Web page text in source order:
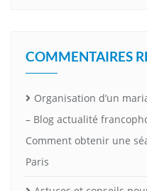
COMMENTAIRES
Organisation d’un
– Blog actualité
Comment obtenir une
Paris